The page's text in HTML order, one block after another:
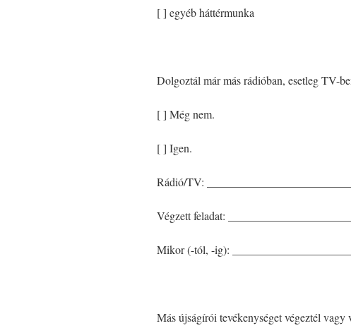
[ ] egyéb háttérmunka
Dolgoztál már más rádióban, esetleg TV-
[ ] Még nem.
[ ] Igen.
Rádió/TV:
Végzett feladat:
Mikor (-tól, -ig):
Más újságírói tevékenységet végeztél vagy